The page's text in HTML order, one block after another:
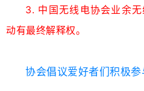
3. 中国无线电协会业余
动有最终解释权。
协会倡议爱好者们积极参